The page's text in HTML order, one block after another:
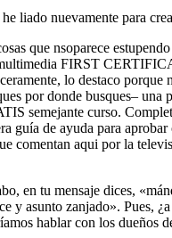
liado nuevamente para
que nsoparece
FIRST
lo destaco porque
por donde busques– una
semejante curso.
guía de ayuda para
comentan aqui por la
en tu mensaje dices,
y asunto zanjado». Pues,
hablar con los dueños